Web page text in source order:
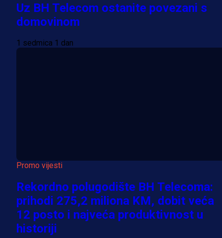
Uz BH Telecom ostanite povezani s
domovinom
1 sedmica 1 dan
Promo vijesti
Rekordno polugodište BH Telecoma:
prihodi 275,2 miliona KM, dobit veća
12 posto i najveća produktivnost u
historiji